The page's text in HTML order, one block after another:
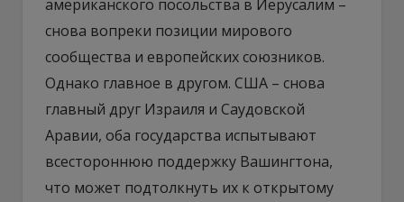
американского посольства в Иерусалим –
снова вопреки позиции мирового
сообщества и европейских союзников.
Однако главное в другом. США – снова
главный друг Израиля и Саудовской
Аравии, оба государства испытывают
всестороннюю поддержку Вашингтона,
что может подтолкнуть их к открытому